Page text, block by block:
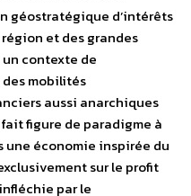
géostratégique d’intérêts
et des grandes
contexte de
mobilités
aussi anarchiques
figure de paradigme à
une économie inspirée du
sur le profit
par le